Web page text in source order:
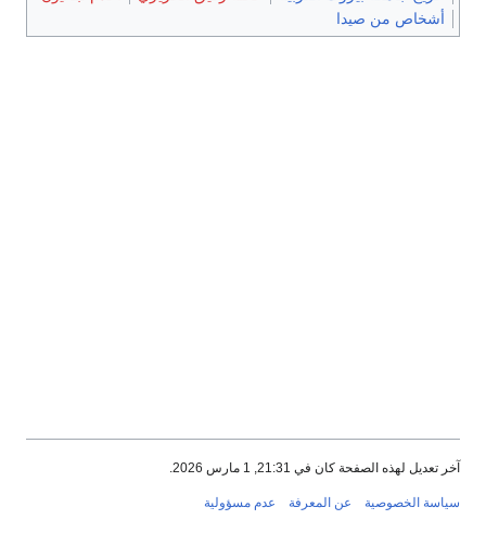
أشخاص من صيدا
آخر تعديل لهذه الصفحة كان في 21:31, 1 مارس 2026.
سياسة الخصوصية عن المعرفة عدم مسؤولية